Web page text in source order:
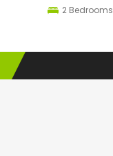
2 Bedrooms